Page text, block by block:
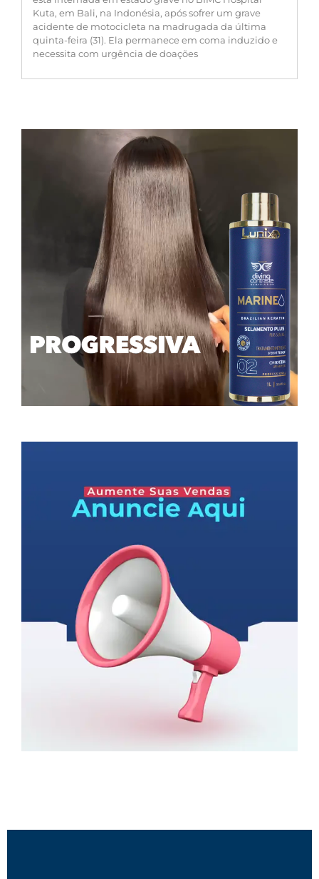
Kuta, em Bali, na Indonésia, após sofrer um grave
acidente de motocicleta na madrugada da última
quinta-feira (31). Ela permanece em coma induzido e
necessita com urgência de doações